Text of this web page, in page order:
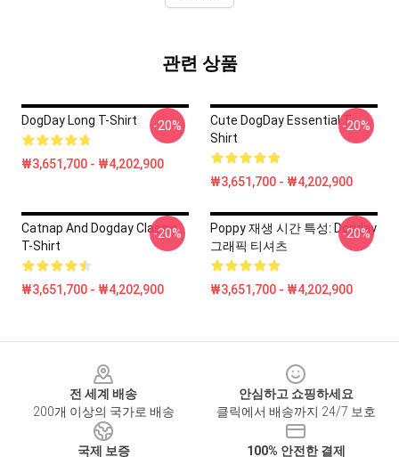
관련 상품
DogDay Long T-Shirt
₩3,651,700 - ₩4,202,900
-20%
Cute DogDay Essential T-
Shirt
₩3,651,700 - ₩4,202,900
-20%
Catnap And Dogday Classic
T-Shirt
₩3,651,700 - ₩4,202,900
-20%
Poppy 재생 시간 특성: Dogday
그래픽 티셔츠
₩3,651,700 - ₩4,202,900
-20%
전 세계 배송
200개 이상의 국가로 배송
안심하고 쇼핑하세요
클릭에서 배송까지 24/7 보호
국제 보증
100% 안전한 결제